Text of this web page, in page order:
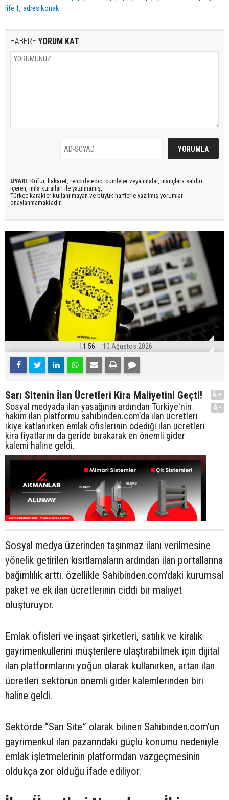
life 1, adres konak
HABERE YORUM KAT
UYARI: Küfür, hakaret, rencide edici cümleler veya imalar, inançlara saldırı
içeren, imla kuralları ile yazılmamış,
Türkçe karakter kullanılmayan ve büyük harflerle yazılmış yorumlar
onaylanmamaktadır.
11:56 10 Ağustos 2026
Sarı Sitenin İlan Ücretleri Kira Maliyetini Geçti!
Sosyal medyada ilan yasağının ardından Türkiye'nin
hakim ilan platformu sahibinden.com'da ilan ücretleri
ikiye katlanırken emlak ofislerinin ödediği ilan ücretleri
kira fiyatlarını da geride bırakarak en önemli gider
kalemi haline geldi.
A+
A-
Sosyal medya üzerinden taşınmaz ilanı verilmesine
yönelik getirilen kısıtlamaların ardından ilan portallarına
bağımlılık arttı. özellikle Sahibinden.com'daki kurumsal
paket ve ek ilan ücretlerinin ciddi bir maliyet
oluşturuyor.
Emlak ofisleri ve inşaat şirketleri, satılık ve kiralık
gayrimenkullerini müşterilere ulaştırabilmek için dijital
ilan platformlarını yoğun olarak kullanırken, artan ilan
ücretleri sektörün önemli gider kalemlerinden biri
haline geldi.
Sektörde “Sarı Site” olarak bilinen Sahibinden.com'un
gayrimenkul ilan pazarındaki güçlü konumu nedeniyle
emlak işletmelerinin platformdan vazgeçmesinin
oldukça zor olduğu ifade ediliyor.